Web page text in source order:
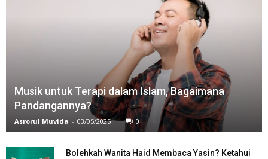
Musik untuk Terapi dalam Islam, Bagaimana
Pandangannya?
Asrorul Muvida - 03/05/2025 0
Bolehkah Wanita Haid Membaca Yasin? Ketahui